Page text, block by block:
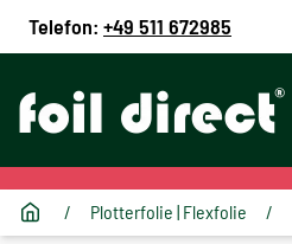
Telefon: +49 511 672985
/ Plotterfolie | Flexfolie /